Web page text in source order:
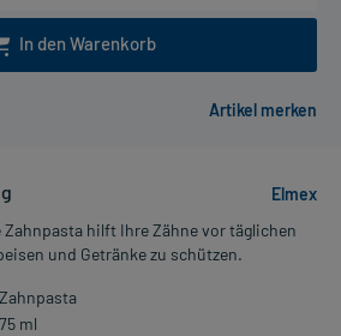
In den Warenkorb
Elmex
hilft Ihre Zähne vor täglichen
und Getränke zu schützen.
Zahnpasta
75 ml